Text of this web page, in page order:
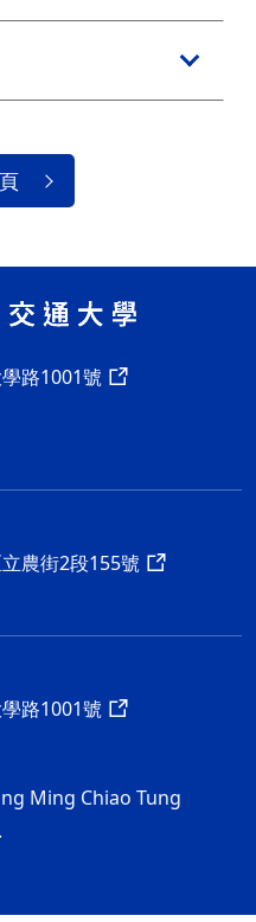
路1001號
農街2段155號
路1001號
Ming Chiao Tung